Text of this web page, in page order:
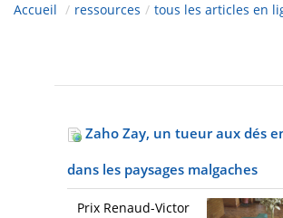
Accueil / ressources / tous les articles en
Zaho Zay, un tueur aux dés
dans les paysages malgaches
Prix Renaud-Victor